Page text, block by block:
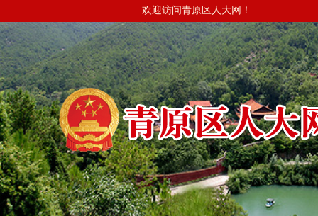
欢迎访问青原区人大网！